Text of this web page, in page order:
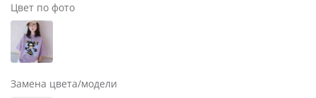
Цвет по фото
Замена цвета/модели